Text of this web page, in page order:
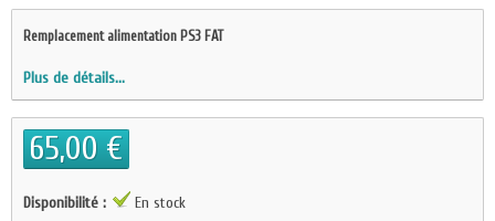
Remplacement alimentation PS3 FAT
Plus de détails...
65,00 €
Disponibilité : En stock